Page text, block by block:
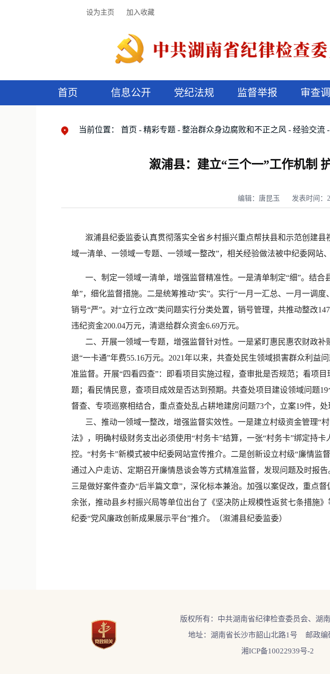
设为主页 加入收藏
首页 信息公开 党纪法规 监督举报 审查
当前位置： 首页 精彩专题 整治群众身边腐败和不正之风 经验交流
溆浦县：建立“三个一”工作机制
编辑：唐昆玉 发表时间：
溆浦县纪委监委认真贯彻落实全省乡村振兴重点帮扶县和示范创建县
域一清单、一领域一专题、一领域一整改”，相关经验做法被中纪委网站
一、制定一领域一清单，增强监督精准性。一是清单制定“细”。结合
单”，细化监督措施。二是统筹推动“实”。实行“一月一汇总、一月一调
销号“严”。对“立行立改”类问题实行分类处置，销号管理，共推动整改
违纪资金200.04万元，清退给群众资金6.69万元。
二、开展一领域一专题，增强监督针对性。一是紧盯惠民惠农财政补
退“一卡通”年费55.16万元。2021年以来，共查处民生领域损害群众利益
准监督。开展“四看四查”：即看项目实施过程，查审批是否规范；看项
题；看民情民意，查项目成效是否达到预期。共查处项目建设领域问题
督查、专项巡察相结合，重点查处乱占耕地建房问题73个，立案19件，处
三、推动一领域一整改，增强监督实效性。一是建立村级资金管理“
法》，明确村级财务支出必须使用“村务卡”结算，一张“村务卡”绑定持
控。“村务卡”新模式被中纪委网站宣传推介。二是创新设立村级“廉情监
通过入户走访、定期召开廉情恳谈会等方式精准监督，发现问题及时报
三是做好案件查办“后半篇文章”，深化标本兼治。加强以案促改，重点
余张，推动县乡村振兴局等单位出台了《坚决防止规模性返贫七条措施
纪委“党风廉政创新成果展示平台”推介。（溆浦县纪委监委）
版权所有：中共湖南省纪律检查委员会、湖
地址：湖南省长沙市韶山北路1号 邮政编
湘ICP备10022939号-2